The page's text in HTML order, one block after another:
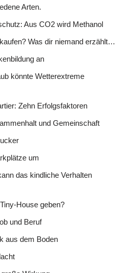
Arten.
Aus CO2 wird Methanol
Was dir niemand erzählt…
an
könnte Wetterextreme
Zehn Erfolgsfaktoren
und Gemeinschaft
um
das kindliche Verhalten
House geben?
und Beruf
aus dem Boden